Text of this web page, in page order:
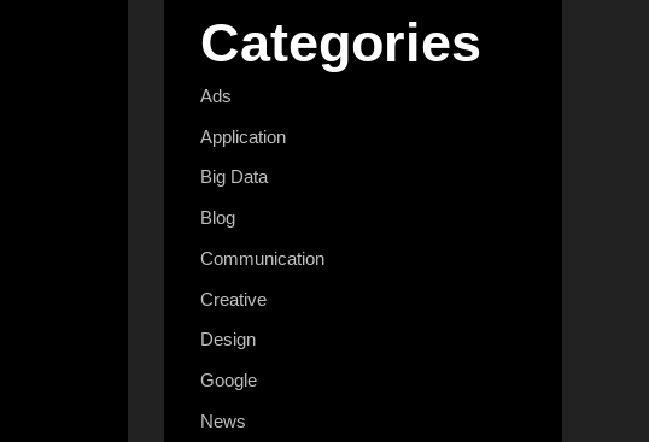
Categories
Ads
Application
Big Data
Blog
Communication
Creative
Design
Google
News